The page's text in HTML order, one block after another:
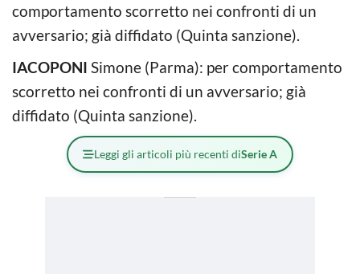
comportamento scorretto nei confronti di un
avversario; già diffidato (Quinta sanzione).
IACOPONI Simone (Parma): per comportamento
scorretto nei confronti di un avversario; già
diffidato (Quinta sanzione).
Leggi gli articoli più recenti diSerie A